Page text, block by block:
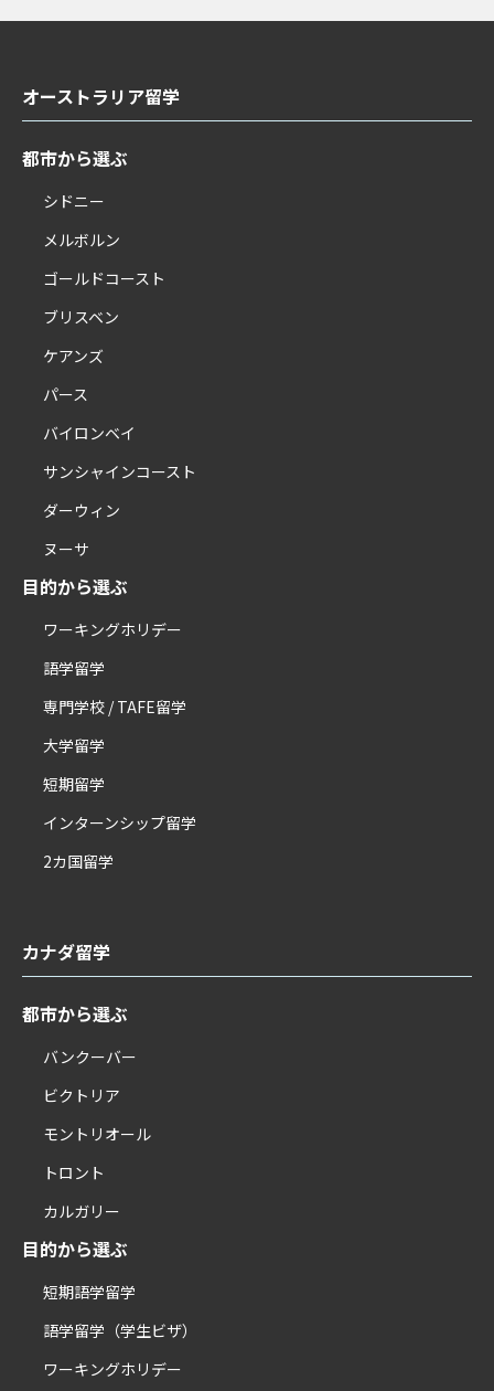
オーストラリア留学
都市から選ぶ
シドニー
メルボルン
ゴールドコースト
ブリスベン
ケアンズ
パース
バイロンベイ
サンシャインコースト
ダーウィン
ヌーサ
目的から選ぶ
ワーキングホリデー
語学留学
専門学校 / TAFE留学
大学留学
短期留学
インターンシップ留学
2カ国留学
カナダ留学
都市から選ぶ
バンクーバー
ビクトリア
モントリオール
トロント
カルガリー
目的から選ぶ
短期語学留学
語学留学（学生ビザ）
ワーキングホリデー